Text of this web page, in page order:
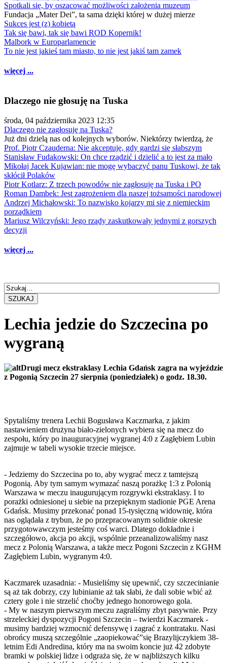
Spotkali się, by oszacować możliwości założenia muzeum
Fundacja „Mater Dei”, ta sama dzięki której w dużej mierze
Sukces jest (z) kobietą
Tak się bawi, tak się bawi ROD Kopernik!
Malbork w Europarlamencie
To nie jest jakieś tam miasto, to nie jest jakiś tam zamek
więcej ...
Dlaczego nie głosuję na Tuska
środa, 04 października 2023 12:35
Dlaczego nie zagłosuję na Tuska?
Już dni dzielą nas od kolejnych wyborów. Niektórzy twierdzą, że
Prof. Piotr Czauderna: Nie akceptuję, gdy gardzi się słabszym
Stanisław Fudakowski: On chce rządzić i dzielić a to jest za mało
Mikołaj Jacek Kujawian: nie mogę wybaczyć panu Tuskowi, że tak
skłócił Polaków
Piotr Kotlarz: Z trzech powodów nie zagłosuję na Tuska i PO
Roman Dambek: Jest zagrożeniem dla naszej tożsamości narodowej
Andrzej Michałowski: To nazwisko kojarzy mi się z niemieckim
porządkiem
Mariusz Wilczyński: Jego rządy zaskutkowały jednymi z gorszych
decyzji
więcej ...
SZUKAJ
Lechia jedzie do Szczecina po
wygraną
Drugi mecz ekstraklasy Lechia Gdańsk zagra na wyjeździe
z Pogonią Szczecin 27 sierpnia (poniedziałek) o godz. 18.30.
Spytaliśmy trenera Lechii Bogusława Kaczmarka, z jakim
nastawieniem drużyna biało-zielonych wybiera się na mecz do
zespołu, który po inauguracyjnej wygranej 4:0 z Zagłębiem Lubin
zajmuje w tabeli wysokie trzecie miejsce.
- Jedziemy do Szczecina po to, aby wygrać mecz z tamtejszą
Pogonią. Aby tym samym wymazać naszą porażkę 1:3 z Polonią
Warszawa w meczu inaugurującym rozgrywki ekstraklasy. I to
porażki odniesionej u siebie na przepięknym stadionie PGE Arena
Gdańsk. Musimy przekonać ponad 15-tysięczną widownię, która
nas oglądała z trybun, że po przepracowanym solidnie okresie
przygotowawczym jesteśmy coś warci. Dlatego dokładnie i
szczegółowo, akcja po akcji, wspólnie przeanalizowaliśmy nasz
mecz z Polonią Warszawa, a także mecz Pogoni Szczecin z KGHM
Zagłębiem Lubin, wygranym 4:0.
Kaczmarek uzasadnia: - Musieliśmy się upewnić, czy szczecinianie
są aż tak dobrzy, czy lubinianie aż tak słabi, że dali sobie wbić aż
cztery gole i nie strzelić choćby jednego honorowego gola.
- My w naszym pierwszym meczu zagraliśmy zbyt pasywnie. Przy
strzeleckiej dyspozycji Pogoni Szczecin – twierdzi Kaczmarek -
musimy bardziej wzmocnić defensywę i zagrać z kontrataku. Nasi
obrońcy muszą szczególnie „zaopiekować”się Brazylijczykiem 38-
letnim Edi Andredina, który ma na swoim koncie już 42 zdobyte
bramki w polskiej lidze i odgraża się, że w najbliższych kilku